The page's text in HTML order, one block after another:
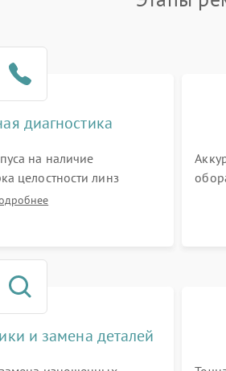
диагностика
на наличие
целостности линз
работы
и замена деталей